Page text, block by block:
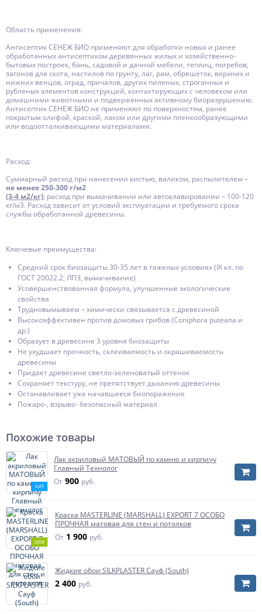
Область применения:
Антисептик СЕНЕЖ БИО применяют для обработки новых и ранее
обработанных антисептиком деревянных жилых и хозяйственно-
бытовых построек, бань, садовой и дачной мебели, теплиц, погребов,
загонов для скота, настилов по грунту, лаг, рам, обрешеток, верхних и
нижних венцов, оград, причалов, других пиленых, строганных и
рубленых элементов конструкций, контактирующих с человеком или
домашними животными и подверженных активному биоразрушению.
Антисептик СЕНЕЖ БИО не применяют по поверхностям, ранее
покрытым олифой, краской, лаком или другими пленкообразующими
или водоотталкивающими материалами.
Расход:
Суммарный расход при нанесении кистью, валиком, распылителем –
не менее 250-300 г/м2
(3-4 м2/кг); расход при вымачивании или автоклавировании – 100-120
кг/м3. Расход зависит от условий эксплуатации и требуемого срока
службы обработанной древесины.
Ключевые преимущества:
Средний срок биозащиты 30-35 лет в тяжелых условиях (IX кл. по
ГОСТ 20022.2, ЛПЗ, вымачивание)
Усовершенствованная формула, улучшенные экологические
свойства
Трудновымываем – химически связывается с древесиной
Высокоэффективен против домовых грибов (Coniphora puteana и
др.)
Образует в древесине 3 уровня биозащиты
Не ухудшает прочность, склеиваемость и окрашиваемость
древесины
Придает древесине светло-зеленоватый оттенок
Сохраняет текстуру, не препятствует дыханию древесины
Останавливает уже начавшееся биопоражение
Пожаро-, взрыво- безопасный материал
Похожие товары
ХИТ
Лак акриловый МАТОВЫЙ по камню и кирпичу
Главный Технолог
От 900 руб.
NEW
Краска MASTERLINE (MARSHALL) EXPORT 7 ОСОБО
ПРОЧНАЯ матовая для стен и потолков
От 1 900 руб.
Жидкие обои SILKPLASTER Сауф (South)
2 400 руб.